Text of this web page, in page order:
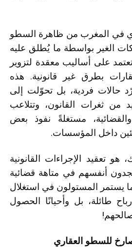
في المغرب من ظاهرة السطو
الغير بواسطة ما يُطلق عليه
تعتمد على أساليب معقدة لتزوير
بطرق غير قانونية. هذه
حالات فردية، بل تحوّلت إلى
من ثغرات القانون، وتتلاعب
والقضائية، مستغلةً نفوذ بعض
داخل المؤسسات.
تعقيد الإجراءات القانونية
أنفسهم في متاهة قضائية
يستمر المستولون في استغلال
طائلة، بل وأحيانًا الحصول
للسطو العقاري